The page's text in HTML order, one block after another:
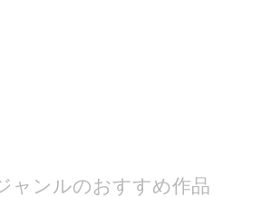
ャンルのおすすめ作品